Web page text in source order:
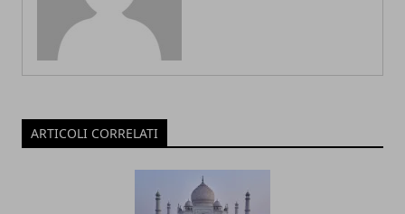
ARTICOLI CORRELATI